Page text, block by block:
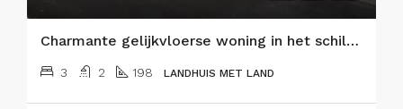
Charmante gelijkvloerse woning in het schilderachtige Flamengos, Horta
3 2 198 LANDHUIS MET LAND